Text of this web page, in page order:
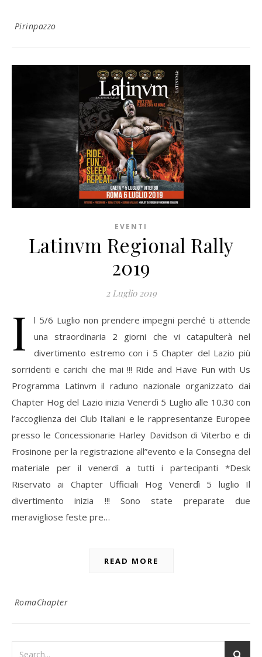
Pirinpazzo
EVENTI
Latinvm Regional Rally
2019
2 Luglio 2019
I
l 5/6 Luglio non prendere impegni perché ti attende
una straordinaria 2 giorni che vi catapulterà nel
divertimento estremo con i 5 Chapter del Lazio più
sorridenti e carichi che mai !!! Ride and Have Fun with Us
Programma Latinvm il raduno nazionale organizzato dai
Chapter Hog del Lazio inizia Venerdì 5 Luglio alle 10.30 con
l’accoglienza dei Club Italiani e le rappresentanze Europee
presso le Concessionarie Harley Davidson di Viterbo e di
Frosinone per la registrazione all”evento e la Consegna del
materiale per il venerdì a tutti i partecipanti *Desk
Riservato ai Chapter Ufficiali Hog Venerdì 5 luglio Il
divertimento inizia !!! Sono state preparate due
meravigliose feste pre…
READ MORE
RomaChapter